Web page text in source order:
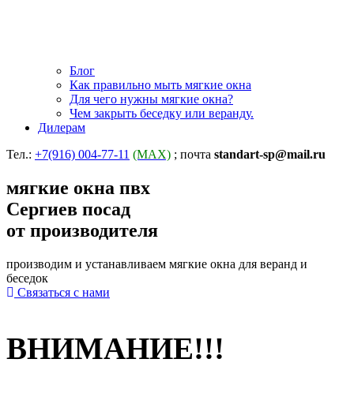
Блог
Как правильно мыть мягкие окна
Для чего нужны мягкие окна?
Чем закрыть беседку или веранду.
Дилерам
Тел.: +7(916) 004-77-11 (MAX) ; почта standart-sp@mail.ru
мягкие окна пвх
Сергиев посад
от производителя
производим и устанавливаем мягкие окна для веранд и
беседок
Связаться с нами
ВНИМАНИЕ!!!